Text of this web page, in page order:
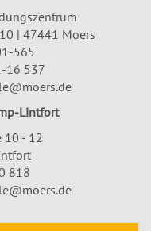
| 47441 Moers
565
16 537
Lintfort
10 - 12
818